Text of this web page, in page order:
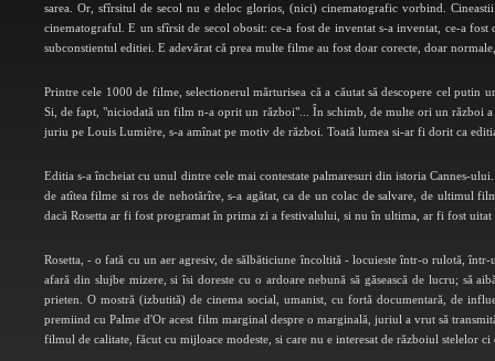
sarea. Or, sfîrsitul de secol nu e deloc glorios, (nici) cinematografic vorbind.
cinematograful. E un sfîrsit de secol obosit: ce-a fost de inventat s-a inventat, ce-a
subconstientul editiei. E adevărat că prea multe filme au fost doar corecte, doar
Printre cele 1000 de filme, selectionerul mărturisea că a căutat să descopere cel
Si, de fapt, "niciodată un film n-a oprit un război"... În schimb, de multe ori un război
juriu pe Louis Lumière, s-a amînat pe motiv de război. Toată lumea si-ar fi dorit ca
Editia s-a încheiat cu unul dintre cele mai contestate palmaresuri din istoria Cannes-
de atîtea filme si ros de nehotărîre, s-a agătat, ca de un colac de salvare, de ultimul
dacă Rosetta ar fi fost programat în prima zi a festivalului, si nu în ultima, ar fi fost
Rosetta, - o fată cu un aer agresiv, de sălbăticiune încoltită - locuieste într-o rulotă,
afară din slujbe mizere, si îsi doreste cu o ardoare nebună să găsească de lucru; să
prieten. O mostră (izbutită) de cinema social, umanist, cu fortă documentară, de
premiind cu Palme d'Or acest film marginal despre o marginală, juriul a vrut să
filmul de calitate, făcut cu mijloace modeste, si care nu e interesat de războiul stelelor